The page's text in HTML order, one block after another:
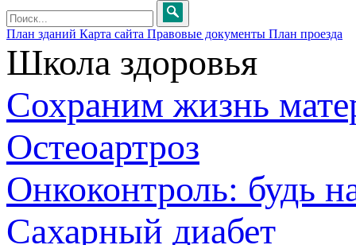
План зданий Карта сайта Правовые документы План проезда
Школа здоровья
Сохраним жизнь
Остеоартроз
Онкоконтроль: будь
Сахарный диабет